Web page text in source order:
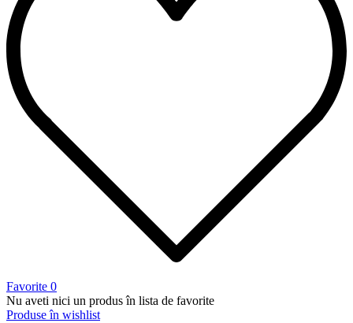
Favorite 0
Nu aveti nici un produs în lista de favorite
Produse în wishlist